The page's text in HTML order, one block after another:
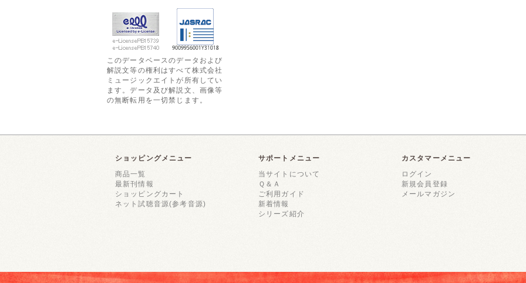
このデータベースのデータおよび
解説文等の権利はすべて株式会社
ミュージックエイトが所有してい
ます。データ及び解説文、画像等
の無断転用を一切禁じます。
ショッピングメニュー
商品一覧
最新刊情報
ショッピングカート
ネット試聴音源(参考音源)
サポートメニュー
当サイトについて
Ｑ＆Ａ
ご利用ガイド
新着情報
シリーズ紹介
カスタマーメニュー
ログイン
新規会員登録
メールマガジン